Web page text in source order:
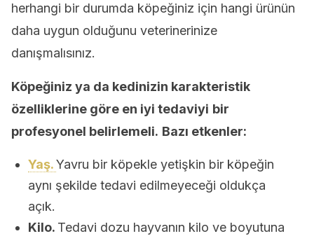
herhangi bir durumda köpeğiniz için hangi ürünün
daha uygun olduğunu veterinerinize
danışmalısınız.
Köpeğiniz ya da kedinizin karakteristik
özelliklerine göre en iyi tedaviyi bir
profesyonel belirlemeli. Bazı etkenler:
Yaş.Yavru bir köpekle yetişkin bir köpeğin
aynı şekilde tedavi edilmeyeceği oldukça
açık.
Kilo. Tedavi dozu hayvanın kilo ve boyutuna